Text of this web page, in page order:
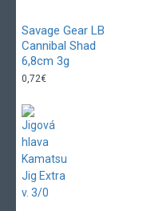
Savage Gear LB
Cannibal Shad
6,8cm 3g
0,72€